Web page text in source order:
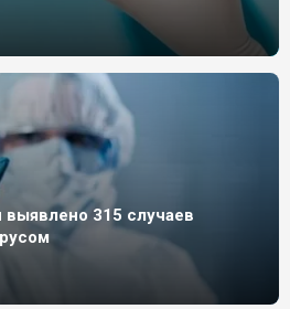
выявлено 315 случаев